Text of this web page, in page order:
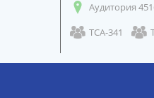
Аудитория
ТСА-341